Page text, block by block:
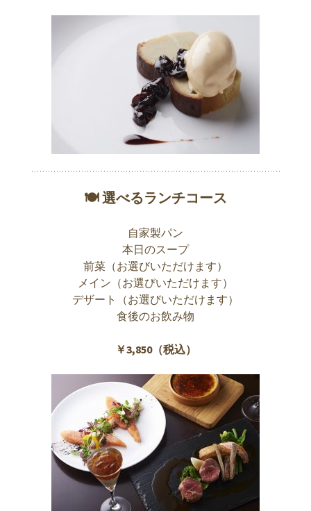
🍽 選べるランチコース
自家製パン
本日のスープ
前菜（お選びいただけます）
メイン（お選びいただけます）
デザート（お選びいただけます）
食後のお飲み物
￥3,850（税込）